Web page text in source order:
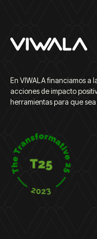
En VIWALA financiamos a
acciones de impacto
herramientas para que